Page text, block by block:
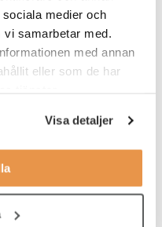
medier och
vi samarbetar med.
med annan
eller som de har
Visa detaljer
självständigt
situationer
medlemmar